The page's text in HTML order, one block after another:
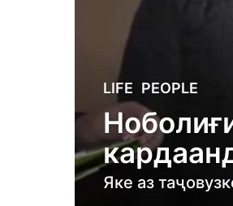
5
e
a
r
s
LIFE ,PEOPLE
Яке аз